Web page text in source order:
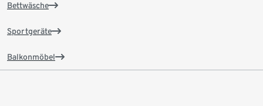
Bettwäsche
Sportgeräte
Balkonmöbel